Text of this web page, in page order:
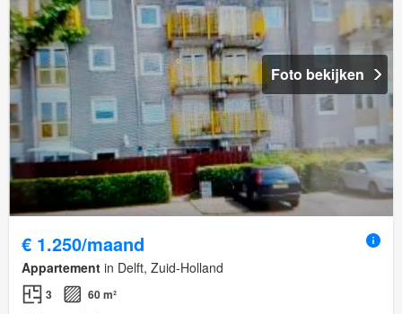
Foto bekijken
€ 1.250/maand
Appartement in Delft, Zuid-Holland
3
60 m²